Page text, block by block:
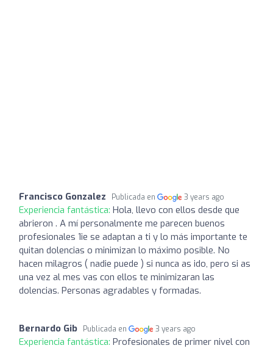
Francisco Gonzalez Publicada en 3 years ago
Experiencia fantástica: Hola, llevo con ellos desde que
abrieron . A mí personalmente me parecen buenos
profesionales 1ie se adaptan a ti y lo más importante te
quitan dolencias o minimizan lo máximo posible. No
hacen milagros ( nadie puede ) si nunca as ido, pero si as
una vez al mes vas con ellos te minimizaran las
dolencias. Personas agradables y formadas.
Bernardo Gib Publicada en 3 years ago
Experiencia fantástica: Profesionales de primer nivel con